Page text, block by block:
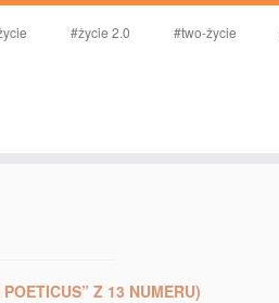
#życie 2.0 #two-życie
Z 13 NUMERU)